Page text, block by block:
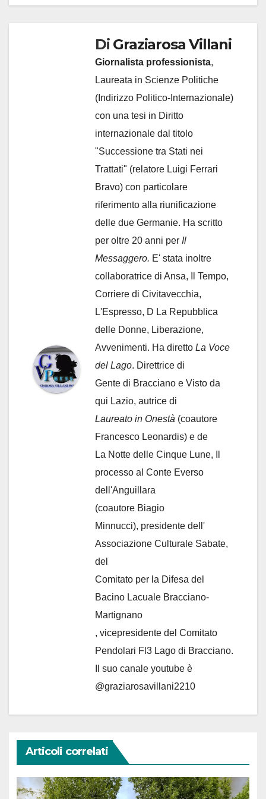
Di Graziarosa Villani
Giornalista professionista,
Laureata in Scienze Politiche
(Indirizzo Politico-Internazionale)
con una tesi in Diritto
internazionale dal titolo
"Successione tra Stati nei
Trattati" (relatore Luigi Ferrari
Bravo) con particolare
riferimento alla riunificazione
delle due Germanie. Ha scritto
per oltre 20 anni per Il
Messaggero. E' stata inoltre
collaboratrice di Ansa, Il Tempo,
Corriere di Civitavecchia,
L'Espresso, D La Repubblica
delle Donne, Liberazione,
Avvenimenti. Ha diretto La Voce
del Lago. Direttrice di
Gente di Bracciano e Visto da
qui Lazio, autrice di
Laureato in Onestà (coautore
Francesco Leonardis) e de
La Notte delle Cinque Lune, Il
processo al Conte Everso
dell'Anguillara
(coautore Biagio
Minnucci), presidente dell'
Associazione Culturale Sabate,
del
Comitato per la Difesa del
Bacino Lacuale Bracciano-
Martignano
, vicepresidente del Comitato
Pendolari Fl3 Lago di Bracciano.
Il suo canale youtube è
@graziarosavillani2210
Articoli correlati